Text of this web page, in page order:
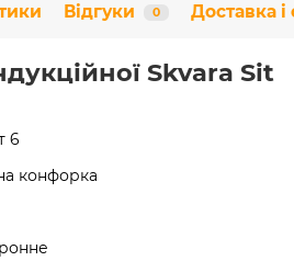
Відгуки 0 Доставка і
Skvara Sit
6
конфорка